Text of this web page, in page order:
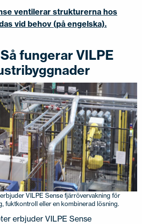
ventilerar strukturerna hos
vid behov (på engelska).
fungerar VILPE
VILPE Sense fjärrövervakning för
fuktkontroll eller en kombinerad lösning.
erbjuder VILPE Sense